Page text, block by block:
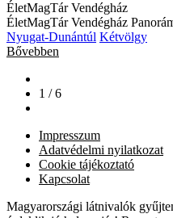
ÉletMagTár Vendégház
ÉletMagTár Vendégház
Nyugat-Dunántúl Kétvölgy
Bővebben
1 / 6
Impresszum
Adatvédelmi nyilatkozat
Cookie tájékoztató
Kapcsolat
Magyarországi látnivalók